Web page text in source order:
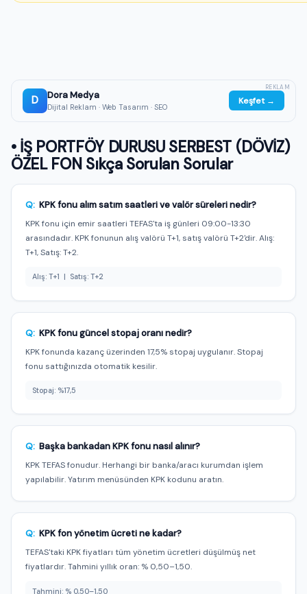
D Dora Medya
Dijital Reklam · Web Tasarım · SEO
Keşfet →
REKLAM
• İŞ PORTFÖY DURUSU SERBEST (DÖVİZ)
ÖZEL FON Sıkça Sorulan Sorular
Q: KPK fonu alım satım saatleri ve valör süreleri nedir?
KPK fonu için emir saatleri TEFAS'ta iş günleri 09:00-13:30
arasındadır. KPK fonunun alış valörü T+1, satış valörü T+2'dir. Alış:
T+1, Satış: T+2.
Alış: T+1 | Satış: T+2
Q: KPK fonu güncel stopaj oranı nedir?
KPK fonunda kazanç üzerinden 17,5% stopaj uygulanır. Stopaj
fonu sattığınızda otomatik kesilir.
Stopaj: %17,5
Q: Başka bankadan KPK fonu nasıl alınır?
KPK TEFAS fonudur. Herhangi bir banka/aracı kurumdan işlem
yapılabilir. Yatırım menüsünden KPK kodunu aratın.
Q: KPK fon yönetim ücreti ne kadar?
TEFAS'taki KPK fiyatları tüm yönetim ücretleri düşülmüş net
fiyatlardır. Tahmini yıllık oran: % 0,50–1,50.
Tahmini: % 0,50–1,50